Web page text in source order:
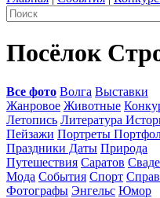
Посёлок
Все фото Волга Выставки
Жанровое Животные
Летопись Литература
Пейзажи Портреты
Праздники Даты Природа
Путешествия Саратов
Мода События Спорт
Фотографы Энгельс Юмор